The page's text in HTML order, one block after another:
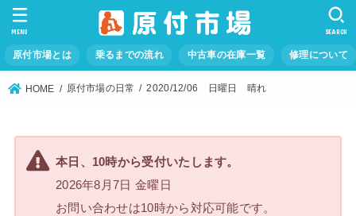
原付市場とは 乗るまでの流れ 中古車の在庫一覧 修理について
SEARCH
MENU
HOME 原付市場の日常 2020/12/06 日曜日 晴れ
本日、10時から受付いたします。
2026年8月7日 金曜日
お問い合わせは10時から対応可能です。